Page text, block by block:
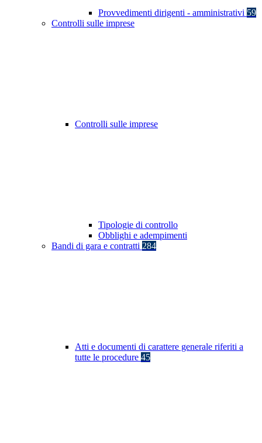
Provvedimenti dirigenti - amministrativi 59
Controlli sulle imprese
Controlli sulle imprese
Tipologie di controllo
Obblighi e adempimenti
Bandi di gara e contratti 284
Atti e documenti di carattere generale riferiti a
tutte le procedure 45